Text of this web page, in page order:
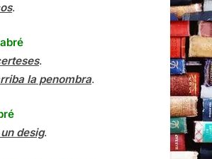
.
.
la penombra.
desig.